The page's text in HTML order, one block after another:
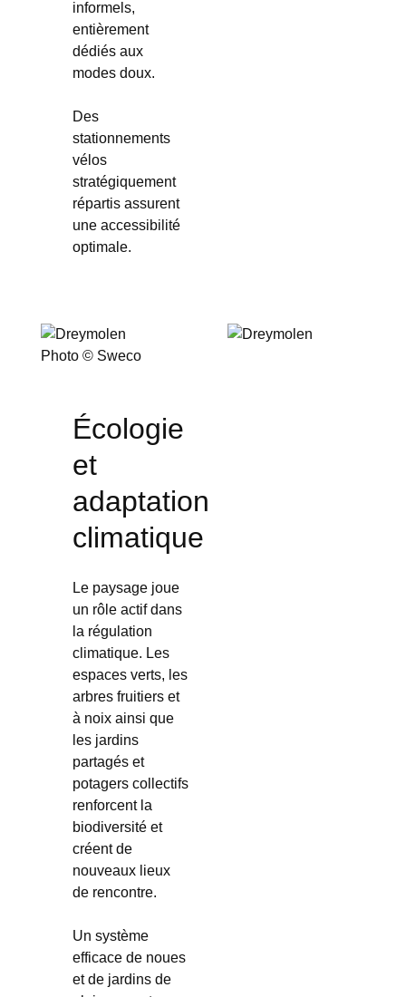
informels,
entièrement
dédiés aux
modes doux.
Des
stationnements
vélos
stratégiquement
répartis assurent
une accessibilité
optimale.
Photo © Sweco
Écologie
et
adaptation
climatique
Le paysage joue
un rôle actif dans
la régulation
climatique. Les
espaces verts, les
arbres fruitiers et
à noix ainsi que
les jardins
partagés et
potagers collectifs
renforcent la
biodiversitéet
créent de
nouveaux lieux
de rencontre.
Un système
efficace de noues
et de jardins de